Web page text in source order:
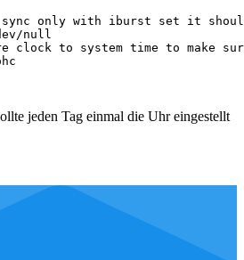
only with iburst set it
null
clock to system time to make
jeden Tag einmal die Uhr eingestellt